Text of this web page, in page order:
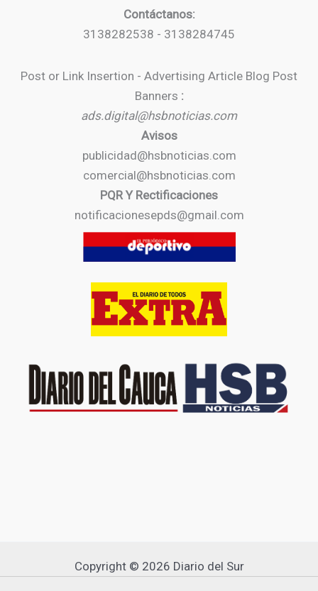
Contáctanos:
3138282538 - 3138284745
Post or Link Insertion - Advertising Article Blog Post
Banners :
ads.digital@hsbnoticias.com
Avisos
publicidad@hsbnoticias.com
comercial@hsbnoticias.com
PQR Y Rectificaciones
notificacionesepds@gmail.com
Copyright © 2026 Diario del Sur